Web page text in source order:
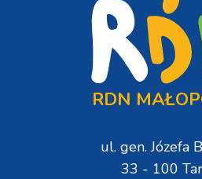
RDN
ul. gen. Józefa
33 - 100